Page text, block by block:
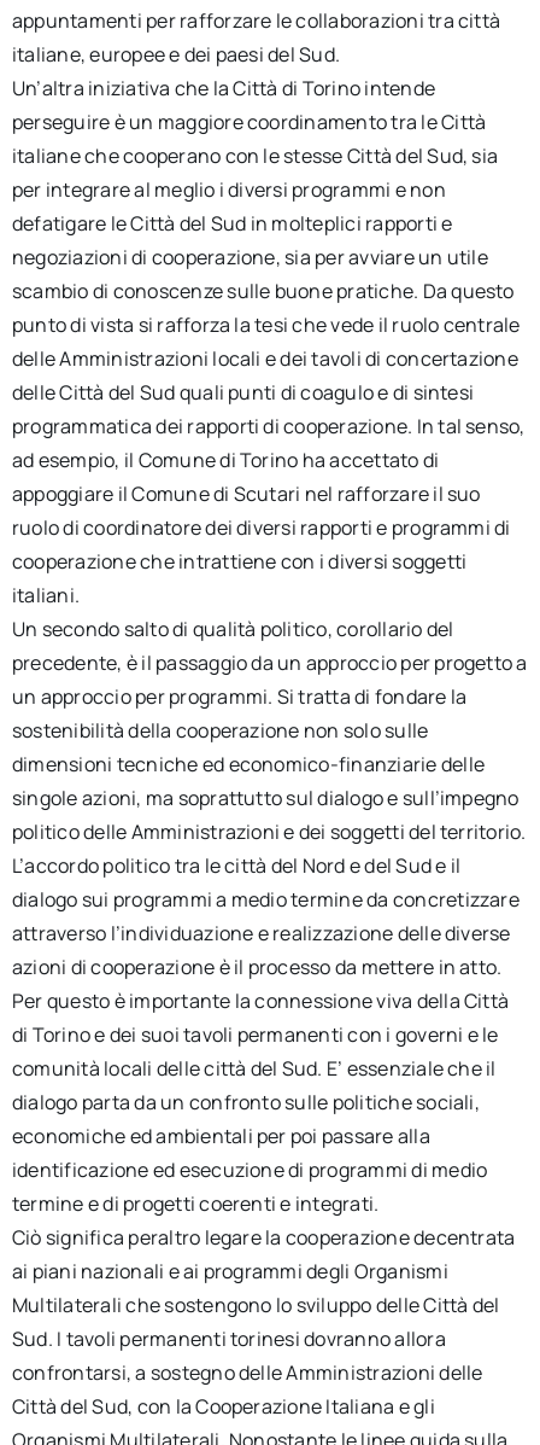
appuntamenti per rafforzare le collaborazioni tra città
italiane, europee e dei paesi del Sud.
Un’altra iniziativa che la Città di Torino intende
perseguire è un maggiore coordinamento tra le Città
italiane che cooperano con le stesse Città del Sud, sia
per integrare al meglio i diversi programmi e non
defatigare le Città del Sud in molteplici rapporti e
negoziazioni di cooperazione, sia per avviare un utile
scambio di conoscenze sulle buone pratiche. Da questo
punto di vista si rafforza la tesi che vede il ruolo centrale
delle Amministrazioni locali e dei tavoli di concertazione
delle Città del Sud quali punti di coagulo e di sintesi
programmatica dei rapporti di cooperazione. In tal senso,
ad esempio, il Comune di Torino ha accettato di
appoggiare il Comune di Scutari nel rafforzare il suo
ruolo di coordinatore dei diversi rapporti e programmi di
cooperazione che intrattiene con i diversi soggetti
italiani.
Un secondo salto di qualità politico, corollario del
precedente, è il passaggio da un approccio per progetto a
un approccio per programmi. Si tratta di fondare la
sostenibilità della cooperazione non solo sulle
dimensioni tecniche ed economico-finanziarie delle
singole azioni, ma soprattutto sul dialogo e sull’impegno
politico delle Amministrazioni e dei soggetti del territorio.
L’accordo politico tra le città del Nord e del Sud e il
dialogo sui programmi a medio termine da concretizzare
attraverso l’individuazione e realizzazione delle diverse
azioni di cooperazione è il processo da mettere in atto.
Per questo è importante la connessione viva della Città
di Torino e dei suoi tavoli permanenti con i governi e le
comunità locali delle città del Sud. E’ essenziale che il
dialogo parta da un confronto sulle politiche sociali,
economiche ed ambientali per poi passare alla
identificazione ed esecuzione di programmi di medio
termine e di progetti coerenti e integrati.
Ciò significa peraltro legare la cooperazione decentrata
ai piani nazionali e ai programmi degli Organismi
Multilaterali che sostengono lo sviluppo delle Città del
Sud. I tavoli permanenti torinesi dovranno allora
confrontarsi, a sostegno delle Amministrazioni delle
Città del Sud, con la Cooperazione Italiana e gli